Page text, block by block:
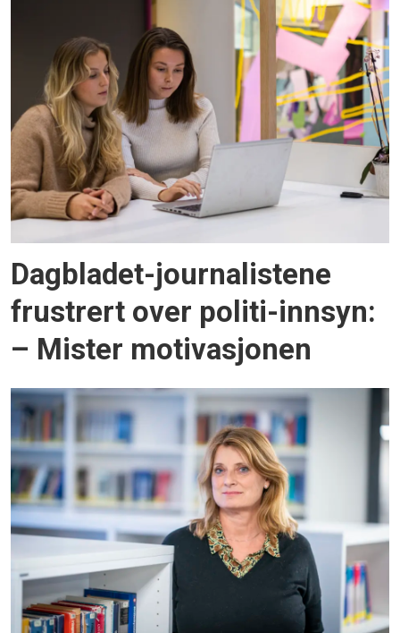
Dagbladet-journalistene
frustrert over politi-innsyn:
– Mister motivasjonen